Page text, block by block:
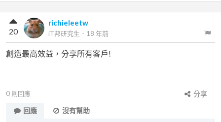
richieleetw
iT邦研究生 ． 18 年前
20
創造最高效益，分享所有客戶!
0 則回應
分享
回應
沒有幫助